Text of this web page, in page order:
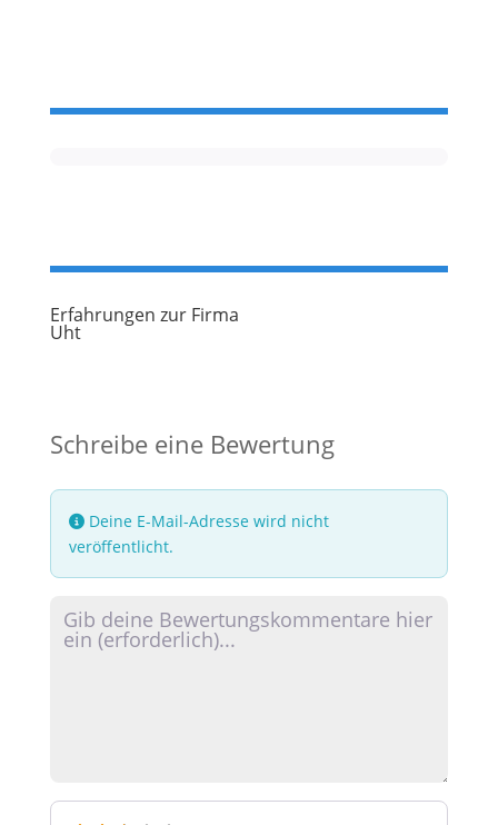
Erfahrungen zur Firma
Uht
Schreibe eine Bewertung
Deine E-Mail-Adresse wird nicht
veröffentlicht.
Rezensionstext